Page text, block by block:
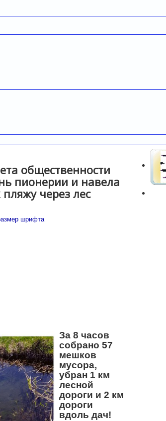
общественности
пионерии и навела
через лес
шрифта
За 8 часов
собрано 57
мешков
мусора,
убран 1 км
лесной
дороги и 2 км
дороги
вдоль дач!